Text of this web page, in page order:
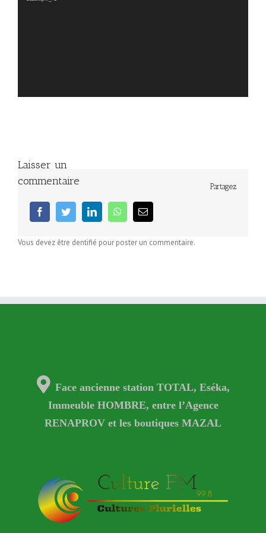
Partagez
facebooktwitter linkedin whatsappEmail
Laisser un
commentaire
Vous devez être dentifié pour poster un commentaire.
Face ancienne station TOTAL, Eséka,
Immeuble HOMBRE, entre l’Agence
RENAPROV et les boutiques MAZAL